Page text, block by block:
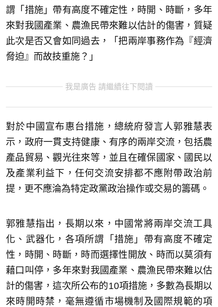
謂「措施」帶有高度不確定性，時開、時斷，多年
來對我國產業、農漁民帶來難以估計的傷害，質疑
此次是否又會如同過去，「把兩岸事務作為『經濟
脅迫』而故技重施？」
我是廣告 請繼續往下閱讀
對於中國宣布惠台措施，總統府發言人郭雅慧表
示，政府一貫支持健康、有序的兩岸交流，包括農
產品貿易、觀光往來等，並且在確保國家、國民以
及產業利益下，任何交流安排都不應附帶政治前
提，更不應淪為特定政黨政治操作或交易的籌碼。
郭雅慧指出，長期以來，中國常將兩岸交流工具
化、武器化，各項所謂「措施」帶有高度不確定
性，時開、時斷，時而選擇性開放、時而以莫須有
藉口叫停，多年來對我國產業、農漁民帶來難以估
計的傷害，這次所公布的10項措施，多數為長期以
來時開時禁，毫無遵循市場機制及國際規範的項